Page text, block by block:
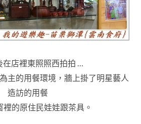
在店裡東照照西拍拍 …
主的用餐環境 ，牆上掛了明星藝人
造訪的用餐
裡的原住民娃娃跟茶具 。